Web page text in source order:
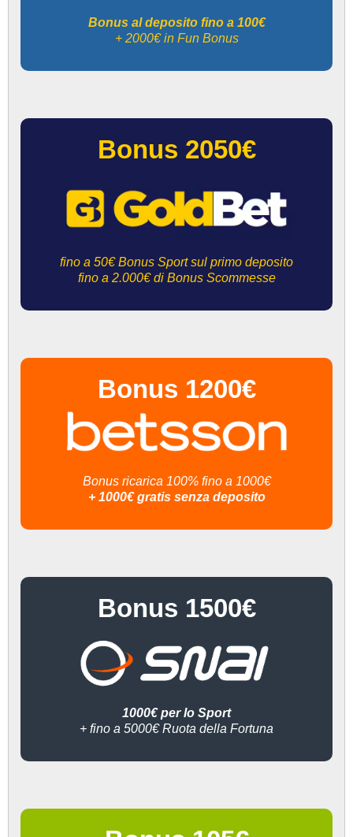
Bonus al deposito fino a 100€
+ 2000€ in Fun Bonus
Bonus 2050€
fino a 50€ Bonus Sport sul primo deposito
fino a 2.000€ di Bonus Scommesse
Bonus 1200€
Bonus ricarica 100% fino a 1000€
+ 1000€ gratis senza deposito
Bonus 1500€
1000€ per lo Sport
+ fino a 5000€ Ruota della Fortuna